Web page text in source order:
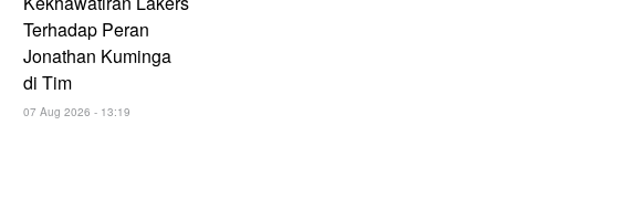
Terhadap Peran
Jonathan Kuminga
di Tim
07 Aug 2026 - 13:19